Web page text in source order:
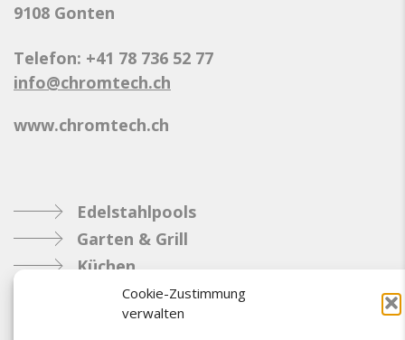
Cookie-Zustimmung
verwalten
9108 Gonten
Telefon: +41 78 736 52 77
info@chromtech.ch
www.chromtech.ch
Edelstahlpools
Garten & Grill
Küchen
Metallbau
Industrie